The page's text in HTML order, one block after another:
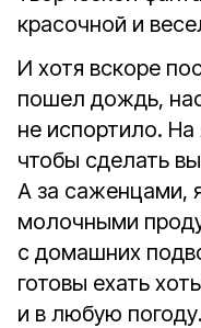
красочной и
И хотя вскоре
пошел дождь,
не испортило.
чтобы сделать
А за саженцами,
молочными
с домашних
готовы ехать
и в любую